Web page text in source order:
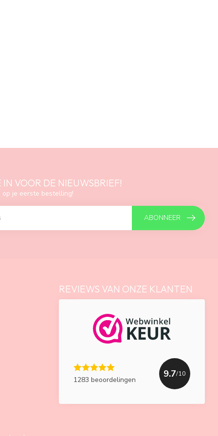
IN VOOR DE NIEUWSBRIEF!
op je eerste bestelling!
ABONNEER
REVIEWS VAN ONZE KLANTEN
1283 beoordelingen
9.7/10